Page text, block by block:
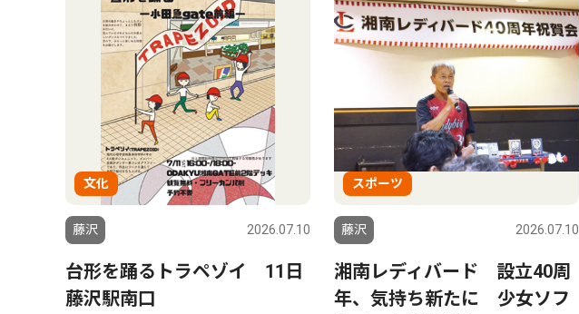
文化
藤沢 2026.07.10
台形を踊るトラペゾイ 11日
藤沢駅南口
スポーツ
藤沢 2026.07.10
湘南レディバード 設立40周
年、気持ち新たに 少女ソフ